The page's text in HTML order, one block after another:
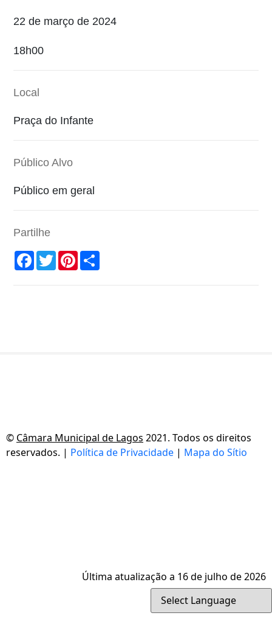
22 de março de 2024
18h00
Local
Praça do Infante
Público Alvo
Público em geral
Partilhe
Facebook
TwitterPinterest
© Câmara Municipal de Lagos 2021. Todos os direitos
reservados. | Política de Privacidade | Mapa do Sítio
Última atualização a 16 de julho de 2026